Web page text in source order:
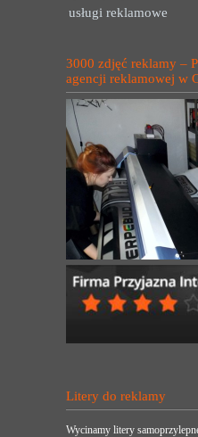
usługi reklamowe
3000 zdjęć reklamy –
agencji reklamowej w
Litery do reklamy
Wycinamy litery